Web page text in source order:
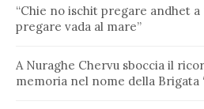
“Chie no ischit pregare andhet
pregare vada al mare”
A Nuraghe Chervu sboccia il
memoria nel nome della Brigata